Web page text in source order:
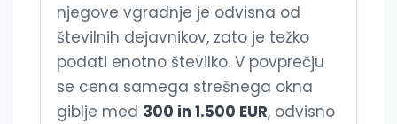
njegove vgradnje je odvisna od
številnih dejavnikov, zato je težko
podati enotno številko. V povprečju
se cena samega strešnega okna
giblje med 300 in 1.500 EUR, odvisno